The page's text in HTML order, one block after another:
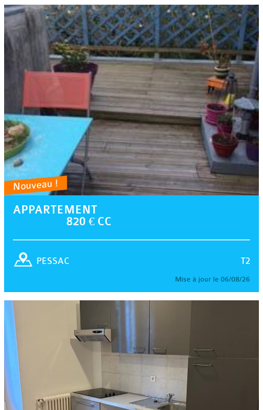
Nouveau !
APPARTEMENT
820 € CC
T2
PESSAC
Mise à jour le 06/08/26